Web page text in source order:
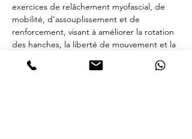
exercices de relâchement myofascial, de
mobilité, d’assouplissement et de
renforcement, visant à améliorer la rotation
des hanches, la liberté de mouvement et la
yoga, danse ou pilates.